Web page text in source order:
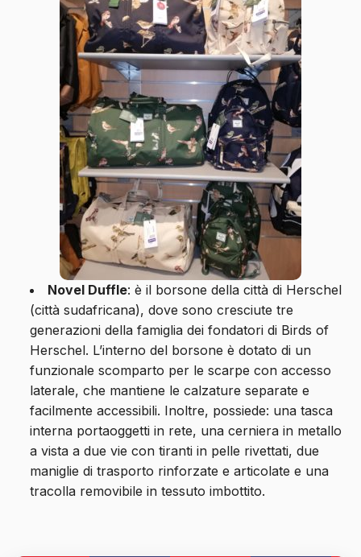
Novel Duffle: è il borsone della città di Herschel
(città sudafricana), dove sono cresciute tre
generazioni della famiglia dei fondatori di Birds of
Herschel. L’interno del borsone è dotato di un
funzionale scomparto per le scarpe con accesso
laterale, che mantiene le calzature separate e
facilmente accessibili. Inoltre, possiede: una tasca
interna portaoggetti in rete, una cerniera in metallo
a vista a due vie con tiranti in pelle rivettati, due
maniglie di trasporto rinforzate e articolate e una
tracolla removibile in tessuto imbottito.